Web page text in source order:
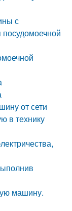
с
посудомоечной
от сети
в технику
машину.